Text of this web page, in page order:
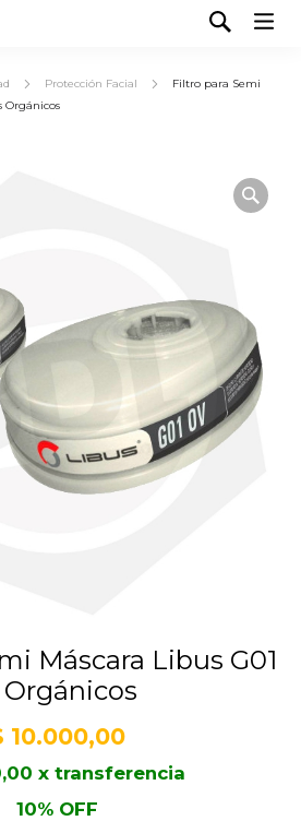
Protección Facial
Filtro para Semi
Orgánicos
Máscara Libus G01
Orgánicos
10.000,00
x transferencia
10% OFF